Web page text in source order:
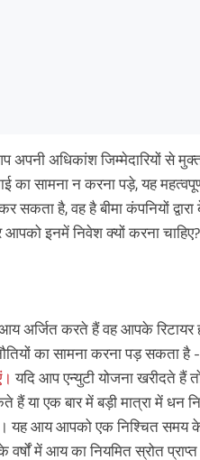
अपनी अधिकांश जिम्मेदारियों से
का सामना न करना पड़े, यह
है, वह है बीमा कंपनियों द्वारा
इनमें निवेश क्यों करना चाहिए?
करते हैं वह आपके रिटायर
का सामना करना पड़ सकता
यदि आप एन्युटी योजना खरीदते हैं
एक बार में बड़ी मात्रा में धन
यह आय आपको एक निश्चित
में आय का नियमित स्रोत